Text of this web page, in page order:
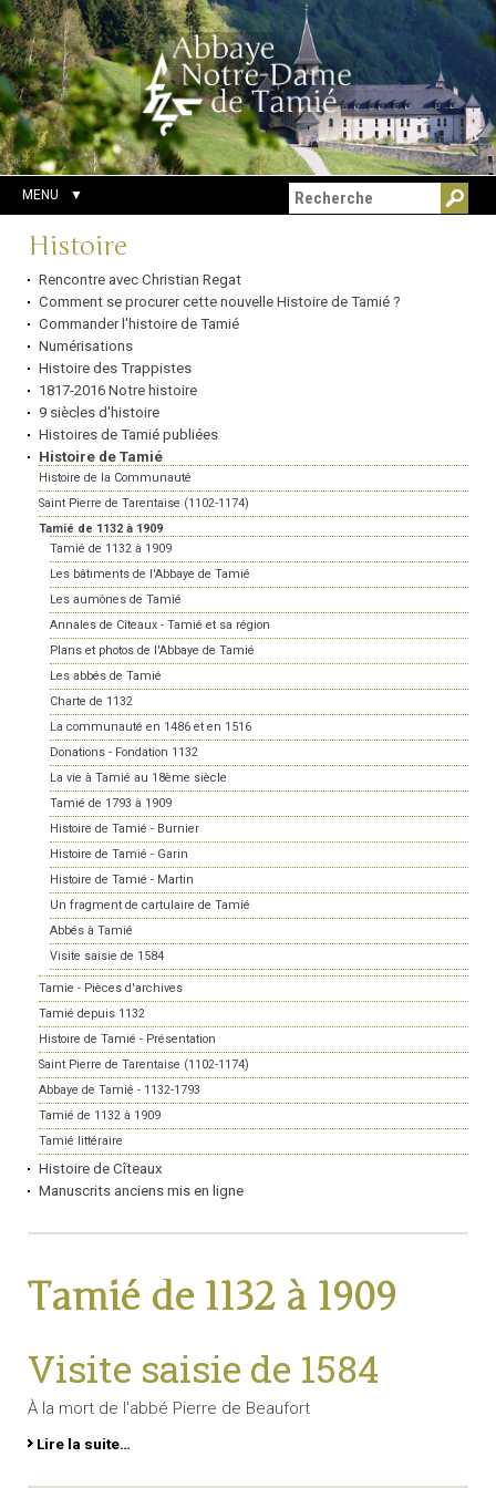
Aller
au
contenu.
|
Aller
à
la
navigation
Outils
personnels
Chercher par
Recherche
avancée…
MENU
Navigation
Histoire
Rencontre avec Christian Regat
Comment se procurer cette nouvelle Histoire de Tamié ?
Commander l'histoire de Tamié
Numérisations
Histoire des Trappistes
1817-2016 Notre histoire
9 siècles d'histoire
Histoires de Tamié publiées
Histoire de Tamié
Histoire de la Communauté
Saint Pierre de Tarentaise (1102-1174)
Tamié de 1132 à 1909
Tamié de 1132 à 1909
Les bâtiments de l'Abbaye de Tamié
Les aumônes de Tamié
Annales de Cîteaux - Tamié et sa région
Plans et photos de l'Abbaye de Tamié
Les abbés de Tamié
Charte de 1132
La communauté en 1486 et en 1516
Donations - Fondation 1132
La vie à Tamié au 18ème siècle
Tamié de 1793 à 1909
Histoire de Tamié - Burnier
Histoire de Tamié - Garin
Histoire de Tamié - Martin
Un fragment de cartulaire de Tamié
Abbés à Tamié
Visite saisie de 1584
Tamie - Pièces d'archives
Tamié depuis 1132
Histoire de Tamié - Présentation
Saint Pierre de Tarentaise (1102-1174)
Abbaye de Tamié - 1132-1793
Tamié de 1132 à 1909
Tamié littéraire
Histoire de Cîteaux
Manuscrits anciens mis en ligne
Tamié de 1132 à 1909
Visite saisie de 1584
À la mort de l'abbé Pierre de Beaufort
Lire la suite…